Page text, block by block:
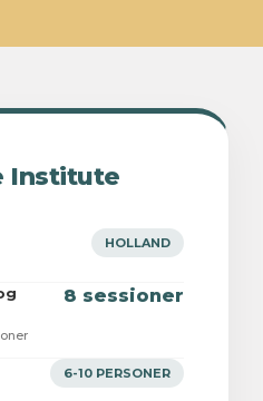
Institute
HOLLAND
8 sessioner
6-10 PERSONER